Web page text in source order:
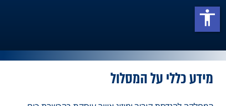
מידע כללי על המסלול
accessibility